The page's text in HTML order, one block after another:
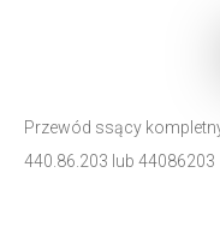
Przewód ssący
440.86.203 lub 44086203